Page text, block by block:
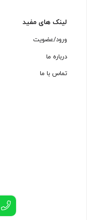
لینک های مفید
ورود/عضویت
درباره ما
تماس با ما